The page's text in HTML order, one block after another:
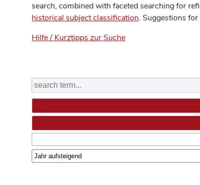
search, combined with faceted searching for
historical subject classification. Suggestions
Hilfe / Kurztipps zur Suche